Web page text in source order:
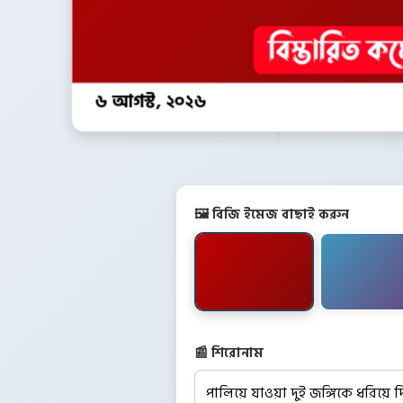
৬ আগস্ট, ২০২৬
🖼️ বিজি ইমেজ বাছাই করুন
📰 শিরোনাম